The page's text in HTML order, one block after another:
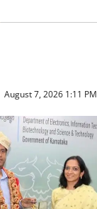
August 7, 2026 1:11 PM